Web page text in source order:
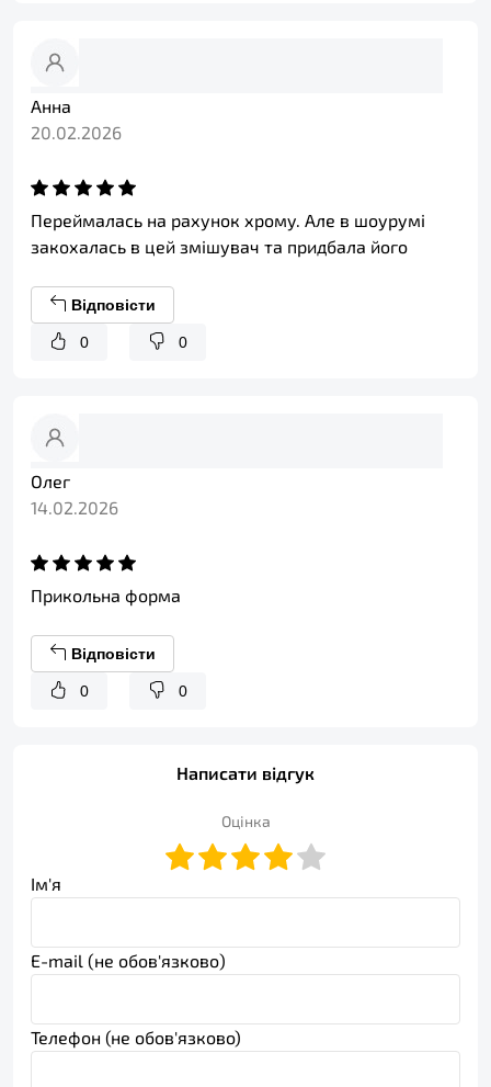
Анна
20.02.2026
Переймалась на рахунок хрому. Але в шоурумі
закохалась в цей змішувач та придбала його
Відповісти
0 0
Олег
14.02.2026
Прикольна форма
Відповісти
0 0
Написати відгук
Оцінка
Ім'я
E-mail (не обов'язково)
Телефон (не обов'язково)